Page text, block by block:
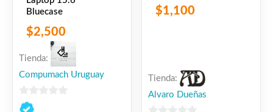
Bluecase
$2,500
Tienda:
Compumach Uruguay
0
P2500, P2500W,
M6500NW, M6550,
$1,100
Tienda:
Alvaro Dueñas